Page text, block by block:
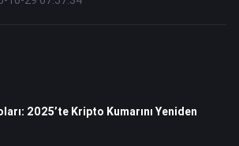
2025’te Kripto Kumarını Yeniden